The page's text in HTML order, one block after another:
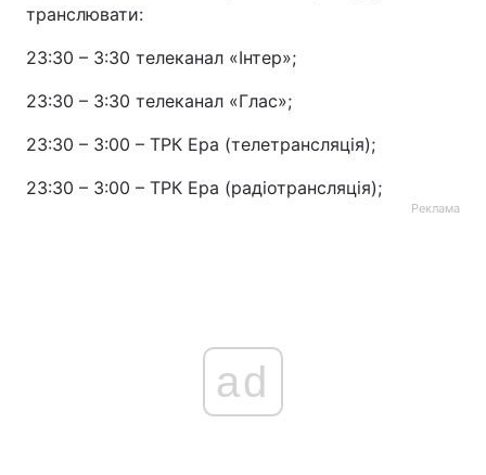
транслювати:
23:30 – 3:30 телеканал «Інтер»;
23:30 – 3:30 телеканал «Глас»;
23:30 – 3:00 – ТРК Ера (телетрансляція);
23:30 – 3:00 – ТРК Ера (радіотрансляція);
Реклама
ad